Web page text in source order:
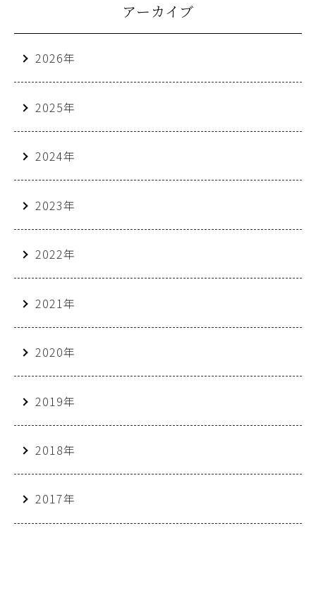
アーカイブ
2026年
2025年
2024年
2023年
2022年
2021年
2020年
2019年
2018年
2017年